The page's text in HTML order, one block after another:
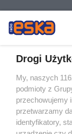
Drogi
My, naszych
podmioty z
przechowujemy
przetwarzamy
identyfikatory,